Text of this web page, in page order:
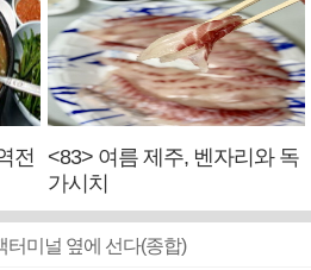
전
<83> 여름 제주, 벤자리와 독
가시치
터미널 옆에 선다(종합)